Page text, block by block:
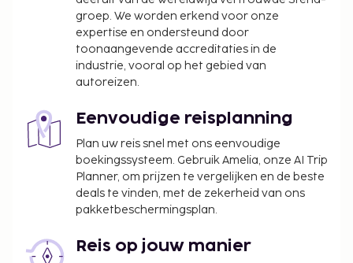
worden betaald. De kosten kunnen inclusief
toepasselijke belastingen zijn:
Borgsom: AED 500 per accommodatie, per
verblijf
De stad heft de volgende belasting: AED 10.00
De stad heft een toeristenbelasting die je aan
de accommodatie dient te betalen. De
belasting bedraagt AED 10.00 per nacht voor de
eerste kamer en stijgt met AED 10.00 per nacht
voor elke extra kamer.
accommodatie aan ons heeft doorgegeven.
groep. We worden erkend voor onze
expertise en ondersteund door
toonaangevende accreditaties in de
industrie, vooral op het gebied van
autoreizen.
Eenvoudige reisplanning
Plan uw reis snel met ons eenvoudige
boekingssysteem. Gebruik Amelia, onze AI Trip
Planner, om prijzen te vergelijken en de beste
deals te vinden, met de zekerheid van ons
pakketbeschermingsplan.
Reis op jouw manier